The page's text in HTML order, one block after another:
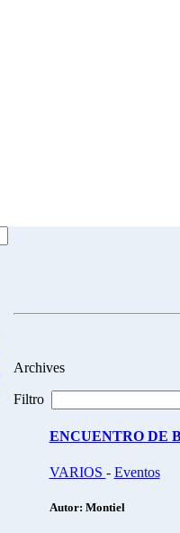
Archives
Filtro
ENCUENTRO DE
VARIOS - Eventos
Autor: Montiel